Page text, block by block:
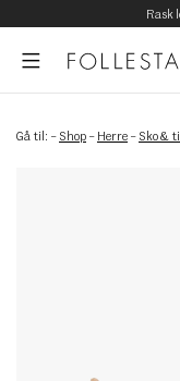
Rask
Gå til: – Shop – Herre – Sko &